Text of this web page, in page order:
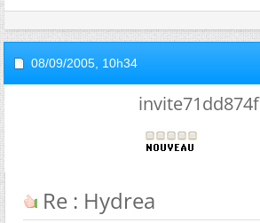
08/09/2005, 10h34
invite71dd874f
Re : Hydrea